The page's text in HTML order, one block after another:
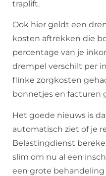
traplift.
Ook hier geldt een
kosten aftrekken die
percentage van je
drempel verschilt per
flinke zorgkosten
bonnetjes en facturen
Het goede nieuws is
automatisch ziet of je
Belastingdienst
slim om nu al een
een grote